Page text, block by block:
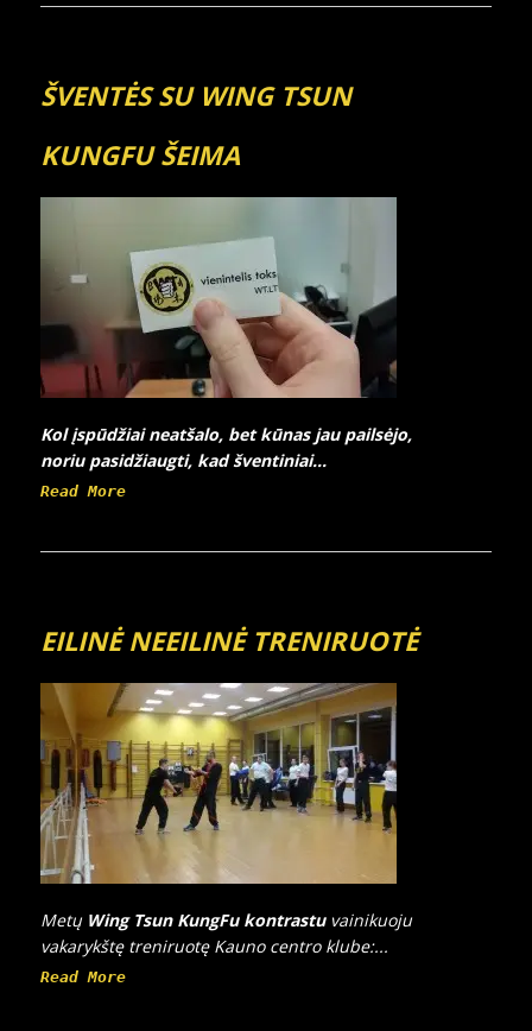
ŠVENTĖS SU WING TSUN
KUNGFU ŠEIMA
Kol įspūdžiai neatšalo, bet kūnas jau pailsėjo,
noriu pasidžiaugti, kad šventiniai...
Read More
EILINĖ NEEILINĖ TRENIRUOTĖ
Metų Wing Tsun KungFu kontrastuvainikuoju
vakarykštę treniruotę Kauno centro klube:...
Read More